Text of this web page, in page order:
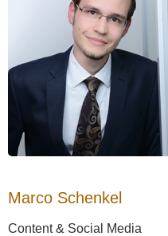
Marco Schenkel
Content & Social Media